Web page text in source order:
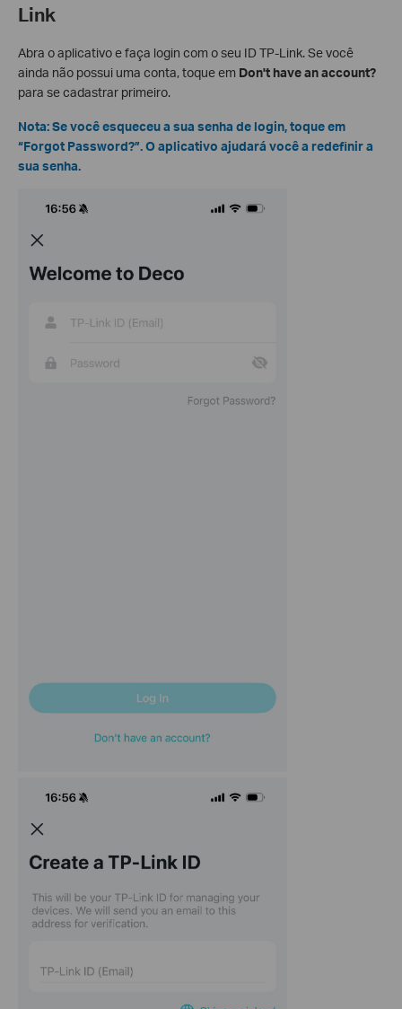
Link
Abra o aplicativo e faça login com o seu ID TP-Link. Se você
ainda não possui uma conta, toque em Don't have an account?
para se cadastrar primeiro.
Nota: Se você esqueceu a sua senha de login, toque em
“Forgot Password?”. O aplicativo ajudará você a redefinir a
sua senha.